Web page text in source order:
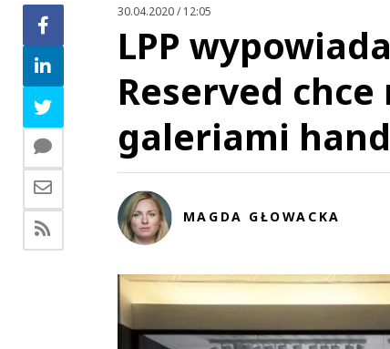
30.04.2020 / 12:05
LPP
Reserved
galeriami
MAGDA GŁOWACKA